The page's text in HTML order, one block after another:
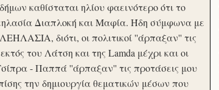
καθίσταται ηλίου φαεινότερο ότι το
Διαπλοκή και Μαφία. Ήδη σύμφωνα με
διότι, οι πολιτικοί ''άρπαξαν'' τις
του Λάτση και της Lamda μέχρι και οι
- Παππά ''άρπαξαν'' τις προτάσεις μου
την δημιουργία θεματικών μέσων που